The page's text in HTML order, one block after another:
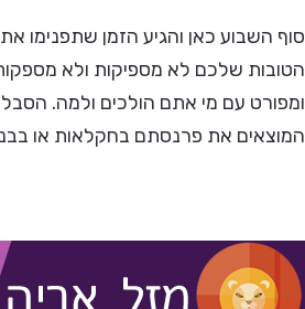
סוף השבוע כאן והגיע הזמן שתפנימו
הטובות שלכם לא מספיקות ולא
ומפורט עם מי אתם הולכים ולמה.
המוצאים את פרנסתם בחקלאות או